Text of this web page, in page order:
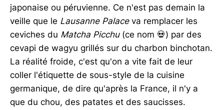
japonaise ou péruvienne. Ce n'est pas demain la
veille que le Lausanne Palaceva remplacer les
ceviches du Matcha Picchu (ce nom 💀) par des
cevapi de wagyu grillés sur du charbon binchotan.
La réalité froide, c'est qu'on a vite fait de leur
coller l'étiquette de sous-style de la cuisine
germanique, de dire qu'après la France, il n'y a
que du chou, des patates et des saucisses.